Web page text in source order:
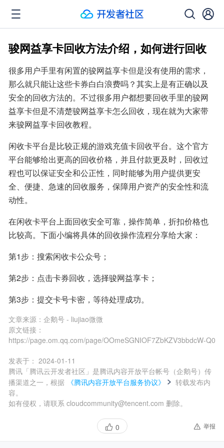
骏网益享卡回收方法介绍，如何进行回收
很多用户手里有闲置的骏网益享卡但是没有使用的需求，
那么就只能让这些卡券白白浪费吗？其实上是有正确以及
安全的回收方法的。不过很多用户都想要回收手里的骏网
益享卡但是不清楚骏网益享卡怎么回收，现在就为大家带
来骏网益享卡回收教程。
闲收卡平台是比较正规的游戏充值卡回收平台。这个官方
平台能够给出更高的回收价格，并且付款更及时，回收过
程也可以保证安全和公正性，同时能够为用户提供更安
全、便捷、急速的回收服务，保障用户资产的安全性和流
动性。
在闲收卡平台上面回收安全可靠，操作简单，折扣价格也
比较高。下面小编将具体的回收操作流程分享给大家：
第1步：搜索闲收卡公众号；
第2步：点击卡券回收，选择骏网益享卡；
第3步：提交卡号卡密，等待处理成功。
文章来源： 企鹅号 - liujiao微微
原文链接：
https://page.om.qq.com/page/OOmeSGNIOF7ZbKZV3bbdcW-Q0
发表于： 2024-01-11
腾讯「腾讯云开发者社区」是腾讯内容开放平台帐号（企鹅号）传
播渠道之一，根据
《腾讯内容开放平台服务协议》
转载发布内
容。
如有侵权，请联系 cloudcommunity@tencent.com 删除。
0 举报